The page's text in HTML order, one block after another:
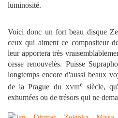
luminosité.
Voici donc un fort beau disque
ceux qui aiment ce compositeur
leur apportera très
cesse renouvelés. Puisse
longtemps encore d'aussi beaux
de la Prague du
XVIIIesiècle,
exhumées ou de trésors qui ne